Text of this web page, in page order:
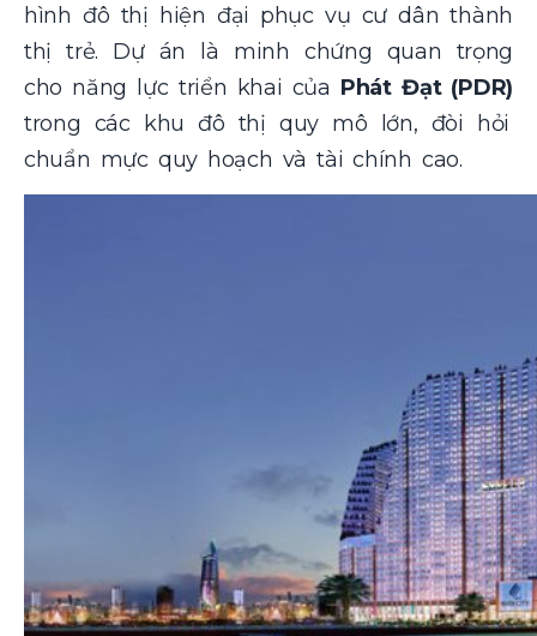
hình đô thị hiện đại phục vụ cư dân thành
thị trẻ. Dự án là minh chứng quan trọng
cho năng lực triển khai của Phát Đạt (PDR)
trong các khu đô thị quy mô lớn, đòi hỏi
chuẩn mực quy hoạch và tài chính cao.